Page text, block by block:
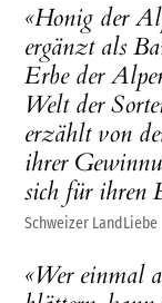
«Honig der
ergänzt als
Erbe der
Welt der
erzählt von
ihrer
sich für ihren
Schweizer LandLiebe
«Wer einmal